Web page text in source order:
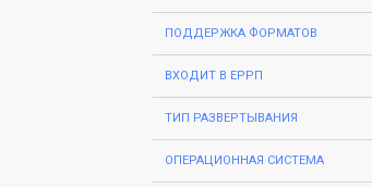
ПОДДЕРЖКА ФОРМАТОВ
ВХОДИТ В ЕРРП
ТИП РАЗВЕРТЫВАНИЯ
ОПЕРАЦИОННАЯ СИСТЕМА